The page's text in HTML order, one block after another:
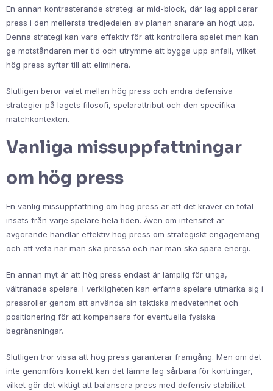
En annan kontrasterande strategi är mid-block, där lag applicerar
press i den mellersta tredjedelen av planen snarare än högt upp.
Denna strategi kan vara effektiv för att kontrollera spelet men kan
ge motståndaren mer tid och utrymme att bygga upp anfall, vilket
hög press syftar till att eliminera.
Slutligen beror valet mellan hög press och andra defensiva
strategier på lagets filosofi, spelarattribut och den specifika
matchkontexten.
Vanliga missuppfattningar
om hög press
En vanlig missuppfattning om hög press är att det kräver en total
insats från varje spelare hela tiden. Även om intensitet är
avgörande handlar effektiv hög press om strategiskt engagemang
och att veta när man ska pressa och när man ska spara energi.
En annan myt är att hög press endast är lämplig för unga,
vältränade spelare. I verkligheten kan erfarna spelare utmärka sig i
pressroller genom att använda sin taktiska medvetenhet och
positionering för att kompensera för eventuella fysiska
begränsningar.
Slutligen tror vissa att hög press garanterar framgång. Men om det
inte genomförs korrekt kan det lämna lag sårbara för kontringar,
vilket gör det viktigt att balansera press med defensiv stabilitet.